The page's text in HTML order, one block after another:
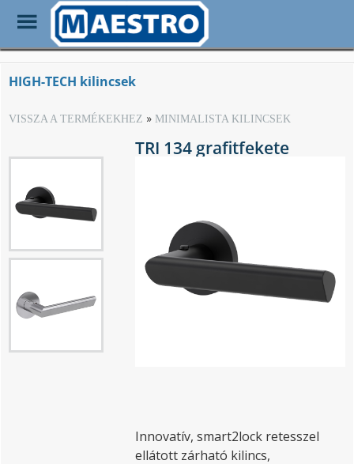
Skip
main
Toggle
Menu
HIGH-TECH kilincsek
VISSZA A TERMÉKEKHEZ MINIMALISTA KILINCSEK
TRI 134 grafitfekete
Innovatív, smart2lock retesszel
ellátott zárható kilincs,